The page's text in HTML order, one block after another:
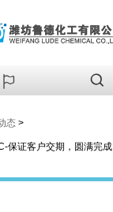
态 >
保证客户交期，圆满完成